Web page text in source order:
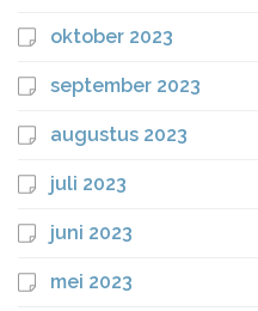
oktober 2023
september 2023
augustus 2023
juli 2023
juni 2023
mei 2023